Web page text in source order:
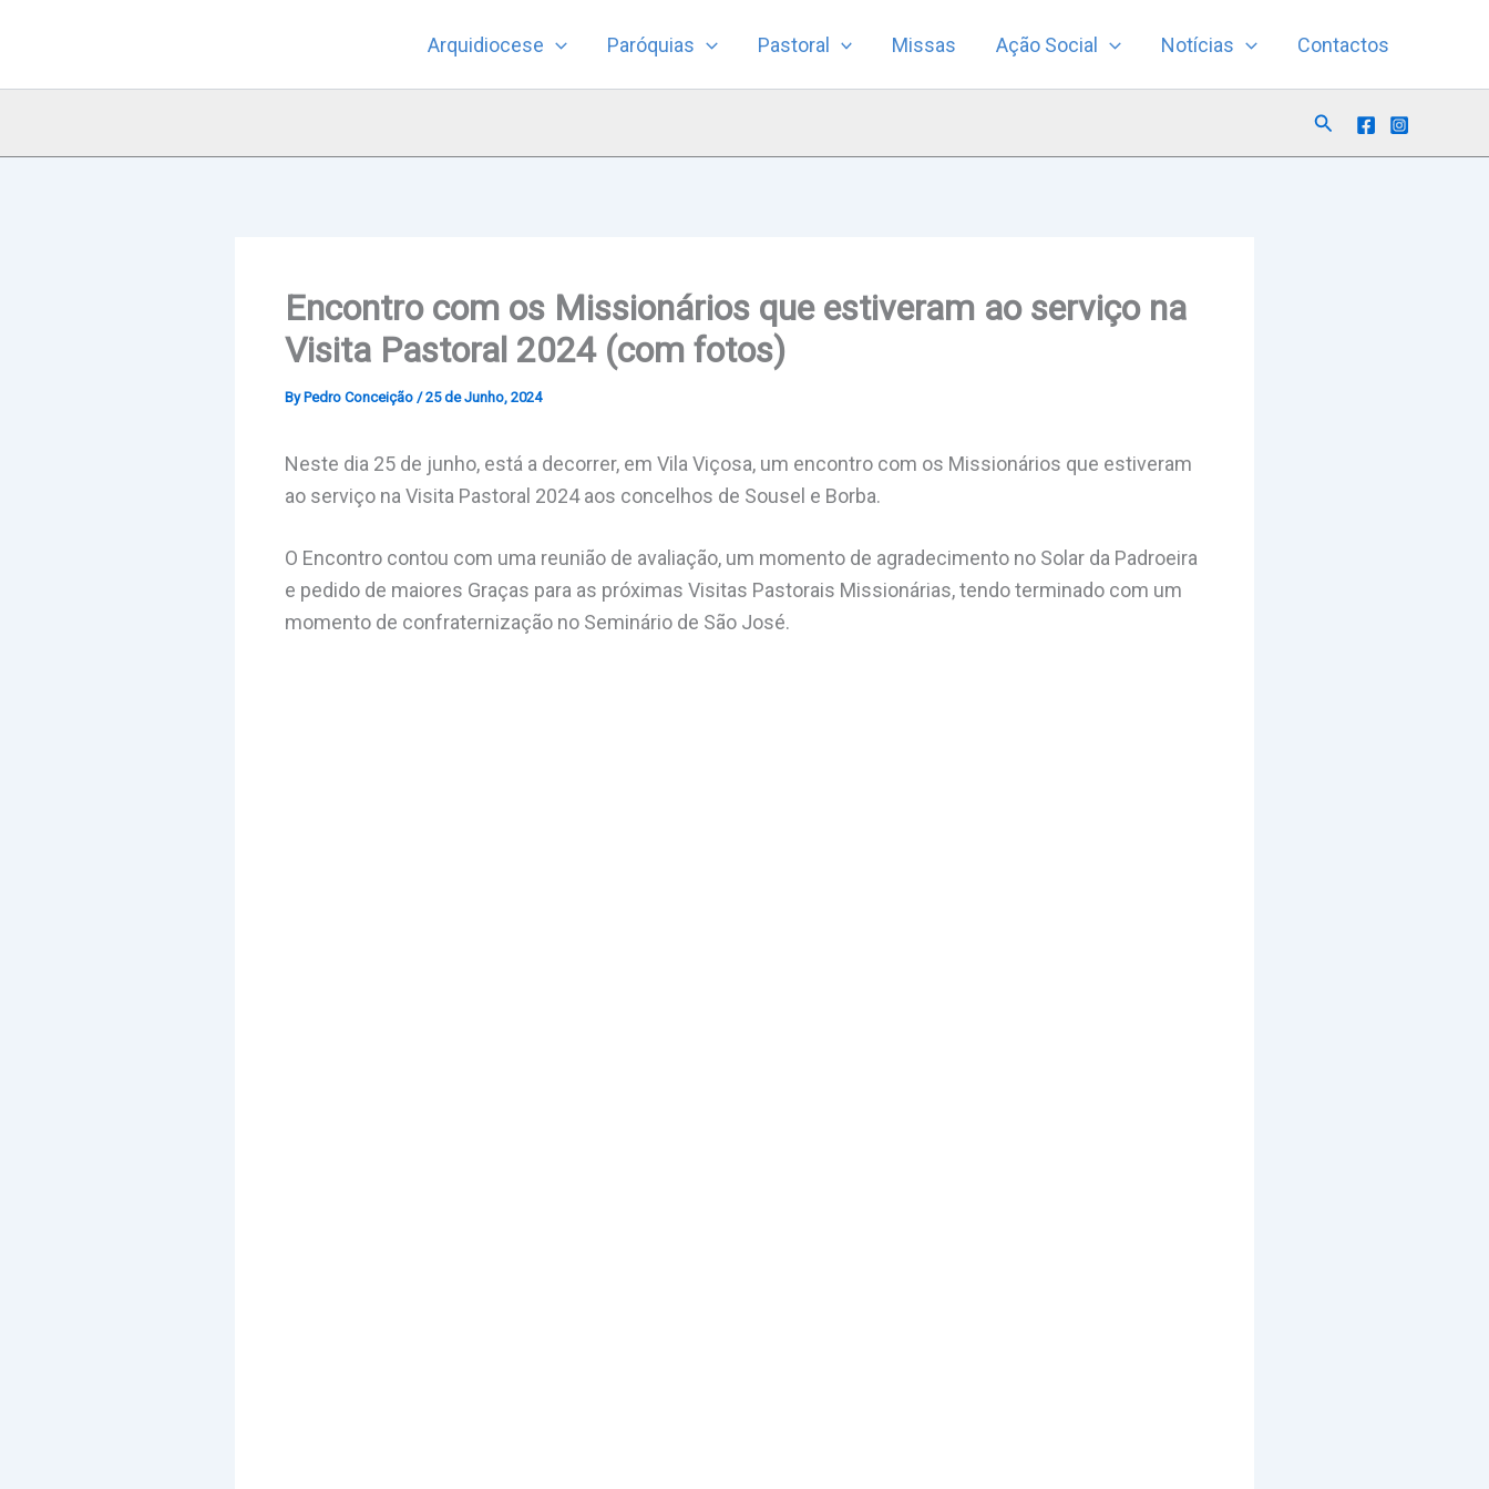
Arquidiocese Paróquias Pastoral Missas Ação Social Notícias Contactos
Search
Encontro com os Missionários que estiveram ao serviço na
Visita Pastoral 2024 (com fotos)
By Pedro Conceição /25 de Junho, 2024
Neste dia 25 de junho, está a decorrer, em Vila Viçosa, um encontro com os Missionários que estiveram
ao serviço na Visita Pastoral 2024 aos concelhos de Sousel e Borba.
O Encontro contou com uma reunião de avaliação, um momento de agradecimento no Solar da Padroeira
e pedido de maiores Graças para as próximas Visitas Pastorais Missionárias, tendo terminado com um
momento de confraternização no Seminário de São José.